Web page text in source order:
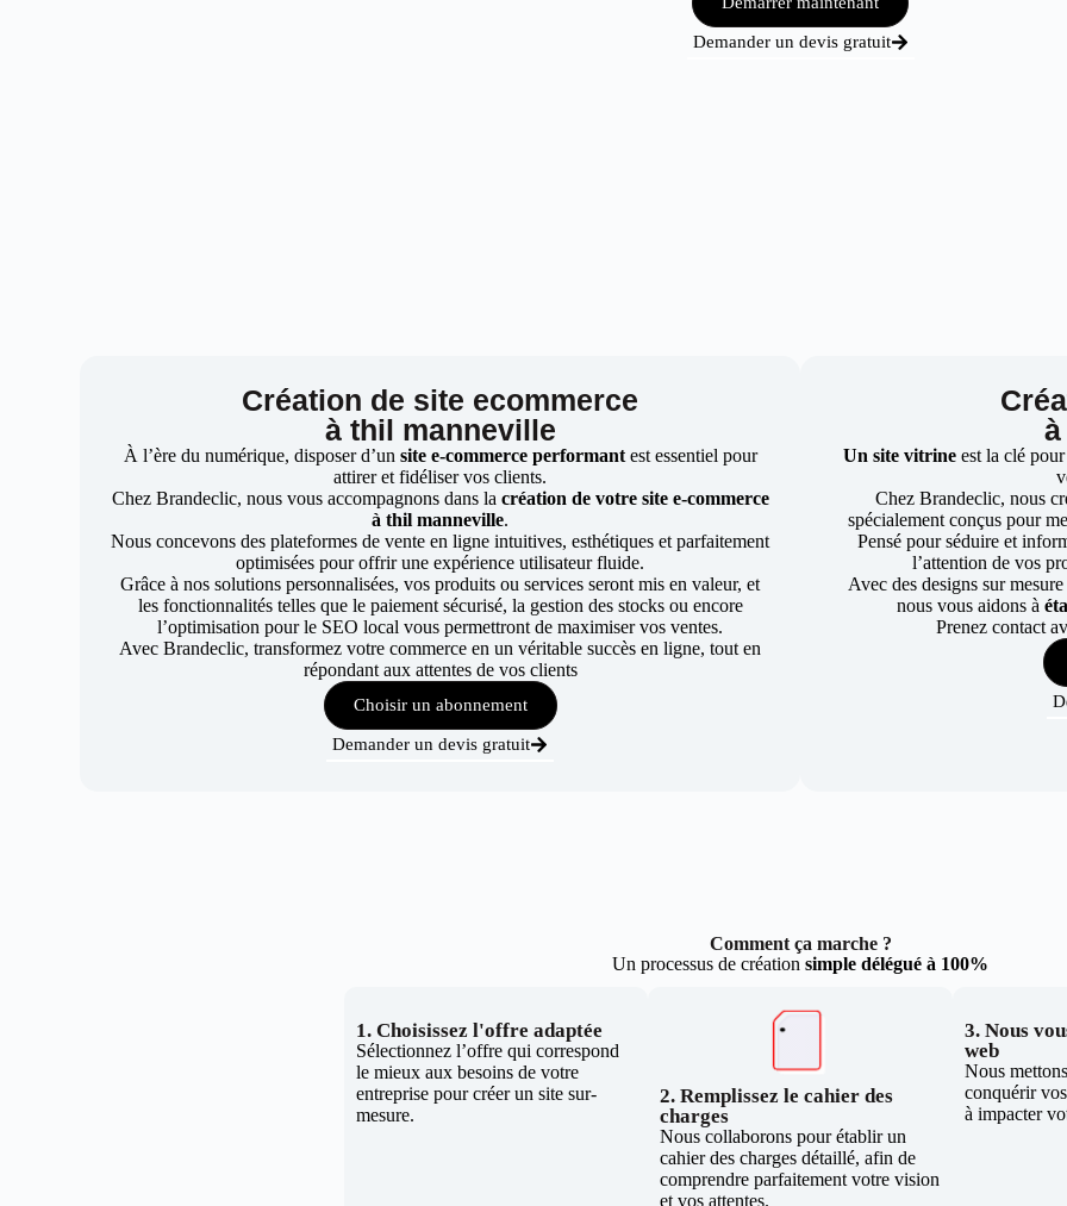
Demander un devis gratuit
Création de site ecommerce
à thil manneville
À l’ère du numérique, disposer d’un site e-commerce performant est essentiel pour
attirer et fidéliser vos clients.
Chez Brandeclic, nous vous accompagnons dans la création de votre site e-commerce
à thil manneville.
Nous concevons des plateformes de vente en ligne intuitives, esthétiques et parfaitement
optimisées pour offrir une expérience utilisateur fluide.
Grâce à nos solutions personnalisées, vos produits ou services seront mis en valeur, et
les fonctionnalités telles que le paiement sécurisé, la gestion des stocks ou encore
l’optimisation pour le SEO local vous permettront de maximiser vos ventes.
Avec Brandeclic, transformez votre commerce en un véritable succès en ligne, tout en
répondant aux attentes de vos clients
Choisir un abonnement
Demander un devis gratuit
Un site vitrine est la clé
Chez Brandeclic, nous
spécialement conçus pour
Pensé pour séduire et
l’attention de vos
Avec des designs sur
nous vous aidons à
Prenez contact
Comment ça marche ?
Un processus de création simple délégué à 100%
1. Choisissez l'offre adaptée
Sélectionnez l’offre qui correspond
le mieux aux besoins de votre
entreprise pour créer un site sur-
mesure.
2. Remplissez le cahier des
charges
Nous collaborons pour établir un
cahier des charges détaillé, afin de
comprendre parfaitement votre vision
et vos attentes.
3. Nous
web
Nous
conquérir
à impacter